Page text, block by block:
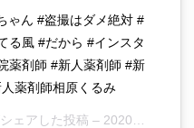
ゃん #盗撮はダメ絶対 #
る風 #だから #インスタ
薬剤師 #新人薬剤師 #新
薬剤師相原くるみ
ェアした投稿 – 2020年 9月月17日午前2時04分PDT